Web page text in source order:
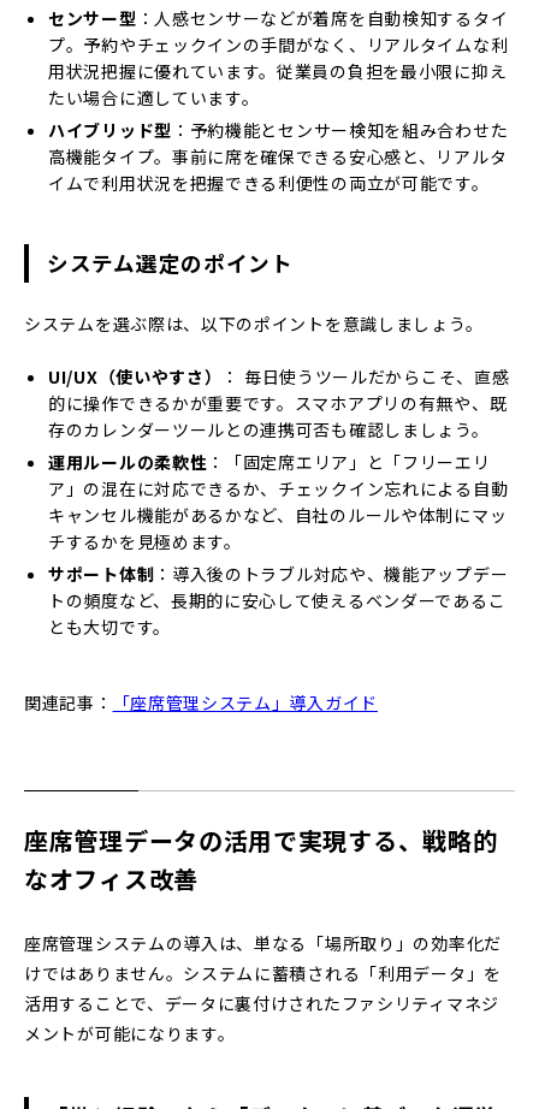
センサー型 ：人感センサーなどが着席を自動検知するタイ
プ。予約やチェックインの手間がなく、リアルタイムな利
用状況把握に優れています。従業員の負担を最小限に抑え
たい場合に適しています。
ハイブリッド型 ：予約機能とセンサー検知を組み合わせた
高機能タイプ。事前に席を確保できる安心感と、リアルタ
イムで利用状況を把握できる利便性の両立が可能です。
システム選定のポイント
システムを選ぶ際は、以下のポイントを意識しましょう。
UI/UX（使いやすさ）
： 毎日使うツールだからこそ、直感
的に操作できるかが重要です。スマホアプリの有無や、既
存のカレンダーツールとの連携可否も確認しましょう。
運用ルールの柔軟性 ：「固定席エリア」と「フリーエリ
ア」の混在に対応できるか、チェックイン忘れによる自動
キャンセル機能があるかなど、自社のルールや体制にマッ
チするかを見極めます。
サポート体制 ：導入後のトラブル対応や、機能アップデー
トの頻度など、長期的に安心して使えるベンダーであるこ
とも大切です。
関連記事： 「座席管理システム」導入ガイド
座席管理データの活用で実現する、戦略的
なオフィス改善
座席管理システムの導入は、単なる「場所取り」の効率化だ
けではありません。システムに蓄積される「利用データ」を
活用することで、データに裏付けされたファシリティマネジ
メントが可能になります。